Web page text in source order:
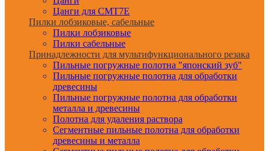
Цанги для CMT7E
Пилки лобзиковые, сабельные
Пилки лобзиковые
Пилки сабельные
Принадлежности для мультифункционального резака
Пильные погружные полотна "японский зуб"
Пильные погружные полотна для обработки
древесины
Пильные погружные полотна для обработки
металла и древесины
Полотна для удаления раствора
Сегментные пильные полотна для обработки
древесины и металла